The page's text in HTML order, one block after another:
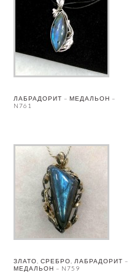
ЛАБРАДОРИТ – МЕДАЛЬОН –
N761
ЗЛАТО, СРЕБРО, ЛАБРАДОРИТ –
МЕДАЛЬОН – N759